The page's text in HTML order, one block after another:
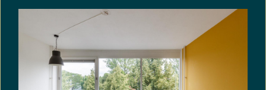
genoemde verschil aan verkoper wordt uitgekeerd
en dat dit via de notaris gelijktijdig met betaling
van de koopsom zal plaatsvinden.
– Oplevering in overleg, kan snel.
VRIJBLIJVENDE INFORMATIE